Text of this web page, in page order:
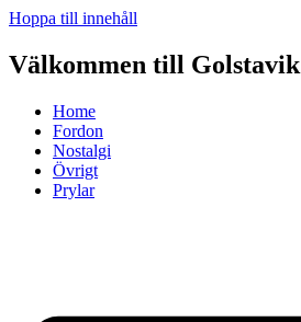
Hoppa till innehåll
Välkommen till Golstavik
Home
Fordon
Nostalgi
Övrigt
Prylar